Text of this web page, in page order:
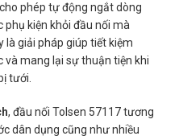
phép tự động ngắt dòng
kiện khỏi đầu nối mà
là giải pháp giúp tiết kiệm
và mang lại sự thuận tiện khi
tưới.
, đầu nối Tolsen 57117 tương
dân dụng cũng như nhiều